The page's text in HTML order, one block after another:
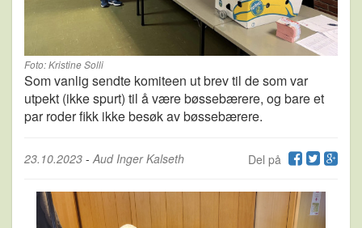
Foto: Kristine Solli
Som vanlig sendte komiteen ut brev til de som var
utpekt (ikke spurt) til å være bøssebærere, og bare et
par roder fikk ikke besøk av bøssebærere.
Del på
23.10.2023 - Aud Inger Kalseth